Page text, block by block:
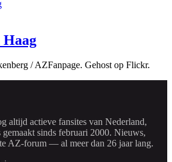
/ AZFanpage. Gehost op Flickr.
altijd actieve fansites van Nederland,
sinds februari 2000. Nieuws,
AZ-forum — al meer dan 26 jaar lang.